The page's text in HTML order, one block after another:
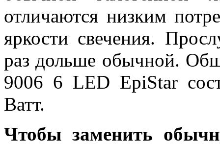
отличаются низким
яркости свечения.
раз дольше обычной.
9006 6 LED EpiStar
Ватт.
Чтобы заменить